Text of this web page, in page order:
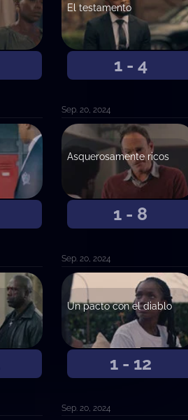
1 - 4
El testamento
Sep. 20, 2024
1 - 8
Asquerosamente ricos
Sep. 20, 2024
1 - 12
Un pacto con el diablo
Sep. 20, 2024